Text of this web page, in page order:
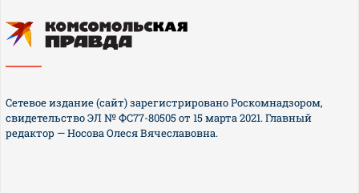
Сетевое издание (сайт) зарегистрировано Роскомнадзором,
свидетельство ЭЛ № ФС77-80505 от 15 марта 2021. Главный
редактор — Носова Олеся Вячеславовна.